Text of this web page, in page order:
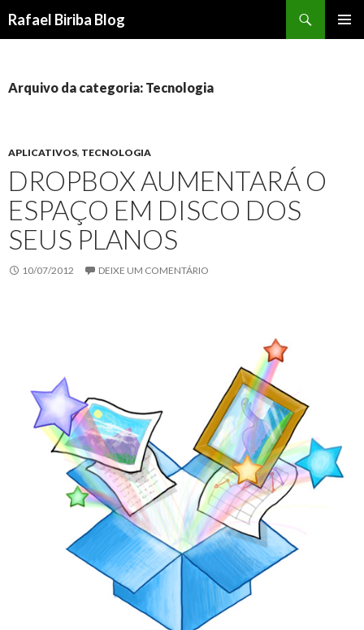
Rafael Biriba Blog
CONTEÚDO
Arquivo da categoria: Tecnologia
APLICATIVOS, TECNOLOGIA
DROPBOX AUMENTARÁ O
ESPAÇO EM DISCO DOS
SEUS PLANOS
10/07/2012 DEIXE UM COMENTÁRIO